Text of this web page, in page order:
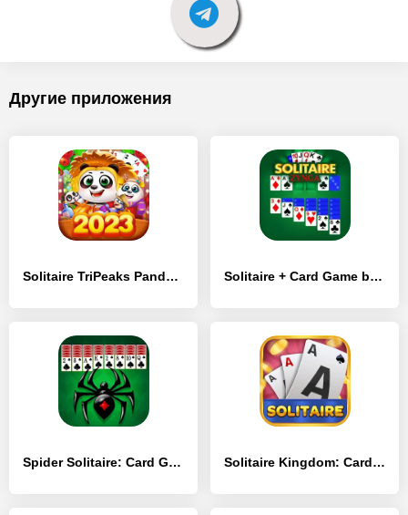
Другие приложения
Solitaire TriPeaks Panda Farm - [MOD Много монет] Solitaire + Card Game by Zynga - [MOD Много денег]
Spider Solitaire: Card Game - [MOD Бесконечные деньги] Solitaire Kingdom: Card Game - [MOD Много монет]